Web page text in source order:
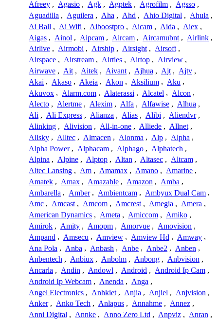
Afreey , Agasio , Agk , Agptek , Agrofilm , Agsso ,
Aguadilla , Aguilera , Aha , Ahd , Ahio Digital , Ahula ,
Ai Ball , Ai Wifi , Aiboostpro , Aicam , Aida , Aiex ,
Aigas , Ainol , Aipcam , Aircam , Aircamubnt , Airlink ,
Airlive , Airmobi , Airship , Airsight , Airsoft ,
Airspace , Airstream , Airties , Airtop , Airview ,
Airwave , Ait , Aitek , Aivant , Ajhua , Ajt , Ajtv ,
Akai , Akaso , Akeia , Akon , Aksilium , Aku ,
Akuvox , Alarm.com , Alaterassi , Alcatel , Alcon ,
Alecto , Alertme , Alexim , Alfa , Alfawise , Alhua ,
Ali , Ali Express , Alianza , Alias , Alibi , Aliendvr ,
Alinking , Alivision , All-in-one , Alliede , Allnet ,
Allsky , Alltec , Almacen , Alonma , Alp , Alpha ,
Alpha Power , Alphacam , Alphago , Alphatech ,
Alpina , Alpine , Alptop , Altan , Altasec , Altcam ,
Altec Lansing , Am , Amamax , Amano , Amarine ,
Amatek , Amax , Amazable , Amazon , Amba ,
Ambarella , Amber , Ambientcam , Ambyux Dual Cam ,
Amc , Amcast , Amcom , Amcrest , Amegia , Amera ,
American Dynamics , Ameta , Amiccom , Amiko ,
Amirok , Amity , Amopm , Amorvue , Amovision ,
Ampand , Amsecu , Amview , Amview Hd , Amway ,
Ana Pola , Anba , Anbash , Anbe , Anbe2 , Anben ,
Anbentech , Anbiux , Anbolm , Anbong , Anbvision ,
Ancarla , Andin , Andowl , Android , Android Ip Cam ,
Android Ip Webcam , Anenda , Anga ,
Angel Electronics , Anhkiet , Anjia , Anjiel , Anjvision ,
Anker , Anko Tech , Anlapus , Annahme , Annez ,
Anni Digital , Annke , Anno Zero Ltd , Anpviz , Anran ,